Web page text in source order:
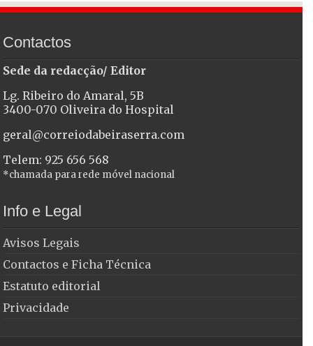
Contactos
Sede da redacção/ Editor
Lg. Ribeiro do Amaral, 5B
3400-070 Oliveira do Hospital
geral@correiodabeiraserra.com
Telem: 925 656 568
*chamada para rede móvel nacional
Info e Legal
Avisos Legais
Contactos e Ficha Técnica
Estatuto editorial
Privacidade